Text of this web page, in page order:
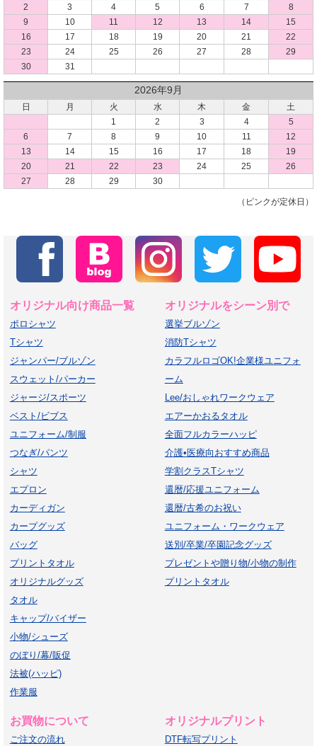
2
3 4 5 6 7
8
9
10 11 12 13 14
15
16
17 18 19 20 21
22
23
24 25 26 27 28
29
30
31
2026年9月
日 月 火 水 木 金
土
1
2 3 4
5
6
7 8 9 10 11
12
13
14 15 16 17 18
19
20
21 22 23 24 25
26
27
28 29 30
（ピンクが定休日）
オリジナル向け商品一覧
ポロシャツ
Tシャツ
ジャンパー/ブルゾン
スウェット/パーカー
ジャージ/スポーツ
ベスト/ビブス
ユニフォーム/制服
つなぎ/パンツ
シャツ
エプロン
カーディガン
カープグッズ
バッグ
プリントタオル
オリジナルグッズ
タオル
キャップ/バイザー
小物/シューズ
のぼり/幕/販促
法被(ハッピ)
作業服
オリジナルをシーン別で
選挙ブルゾン
消防Tシャツ
カラフルロゴOK!企業様ユニフォ
ーム
Lee/おしゃれワークウェア
エアーかおるタオル
全面フルカラーハッピ
介護•医療向おすすめ商品
学割クラスTシャツ
還暦/応援ユニフォーム
還暦/古希のお祝い
ユニフォーム・ワークウェア
送別/卒業/卒園記念グッズ
プレゼントや贈り物/小物の制作
プリントタオル
お買物について
ご注文の流れ
オリジナルプリント
DTF転写プリント